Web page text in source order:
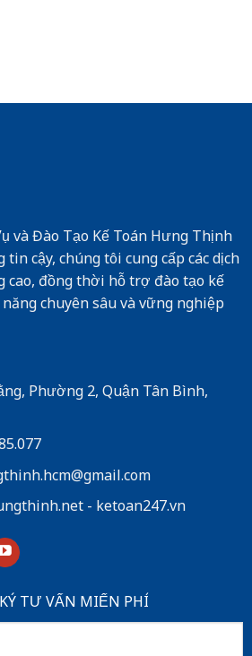
và Đào Tạo Kế Toán Hưng Thịnh
cậy, chúng tôi cung cấp các dịch
đồng thời hỗ trợ đào tạo kế
chuyên sâu và vững nghiệp
Phường 2, Quận Tân Bình,
-ketoan247.vn
TƯ VẤN MIẾN PHÍ